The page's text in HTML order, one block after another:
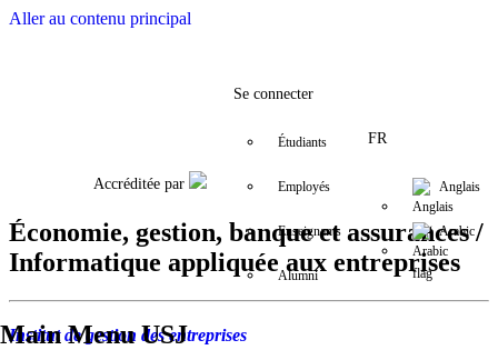
Aller au contenu principal
Facebook
Accréditée par
Se connecter
Étudiants
Employés
Enseignants
Alumni
FR
Anglais
Arabic
Main Menu USJ
Économie, gestion, banque et assurances /
Informatique appliquée aux entreprises
Institut de gestion des entreprises